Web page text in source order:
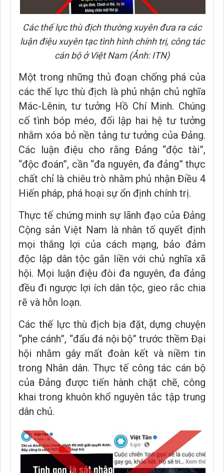
Các thế lực thù địch thường xuyên đưa ra các
luận điệu xuyên tạc tình hình chính trị, công tác
cán bộ ở Việt Nam (Ảnh: ITN)
Một trong những thủ đoạn chống phá của
các thế lực thù địch là phủ nhận chủ nghĩa
Mác-Lênin, tư tưởng Hồ Chí Minh. Chúng
cố tình bóp méo, đối lập hai hệ tư tưởng
nhằm xóa bỏ nền tảng tư tưởng của Đảng.
Các luận điệu cho rằng Đảng “độc tài”,
“độc đoán”, cần “đa nguyên, đa đảng” thực
chất chỉ là chiêu trò nhằm phủ nhận Điều 4
Hiến pháp, phá hoại sự ổn định chính trị.
Thực tế chứng minh sự lãnh đạo của Đảng
Cộng sản Việt Nam là nhân tố quyết định
mọi thắng lợi của cách mạng, bảo đảm
độc lập dân tộc gắn liền với chủ nghĩa xã
hội. Mọi luận điệu đòi đa nguyên, đa đảng
đều đi ngược lợi ích dân tộc, gieo rắc chia
rẽ và hỗn loạn.
​Các thế lực thù địch bịa đặt, dựng chuyện
“phe cánh”, “đấu đá nội bộ” trước thềm Đại
hội nhằm gây mất đoàn kết và niềm tin
trong Nhân dân. Thực tế công tác cán bộ
của Đảng được tiến hành chặt chẽ, công
khai trong khuôn khổ nguyên tắc tập trung
dân chủ.